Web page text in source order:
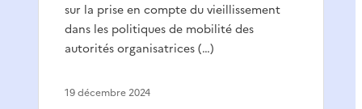
sur la prise en compte du vieillissement
dans les politiques de mobilité des
autorités organisatrices (…)
19 décembre 2024